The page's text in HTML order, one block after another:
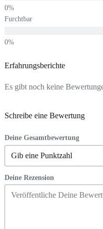
Furchtbar
Erfahrungsberichte
Es gibt noch keine
Schreibe eine Bewertung
Deine Gesamtbewertung
Deine Rezension